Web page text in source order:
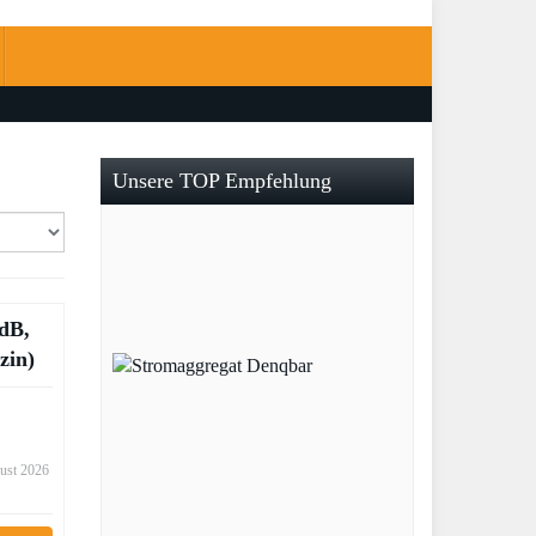
2026
Unsere TOP Empfehlung